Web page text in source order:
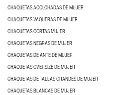
CHAQUETAS ACOLCHADAS DE MUJER
CHAQUETAS VAQUERAS DE MUJER
CHAQUETAS CORTAS MUJER
CHAQUETAS NEGRAS DE MUJER
CHAQUETAS DE ANTE DE MUJER
CHAQUETAS OVERSIZE DE MUJER
CHAQUETAS DE TALLAS GRANDES DE MUJER
CHAQUETAS BLANCAS DE MUJER